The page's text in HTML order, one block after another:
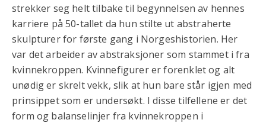
strekker seg helt tilbake til begynnelsen av hennes
karriere på 50-tallet da hun stilte ut abstraherte
skulpturer for første gang i Norgeshistorien. Her
var det arbeider av abstraksjoner som stammet i fra
kvinnekroppen. Kvinnefigurer er forenklet og alt
unødig er skrelt vekk, slik at hun bare står igjen med
prinsippet som er undersøkt. I disse tilfellene er det
form og balanselinjer fra kvinnekroppen i